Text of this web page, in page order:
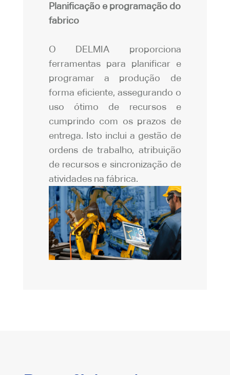
Planificação e programação do
fabrico
O DELMIA proporciona
ferramentas para planificar e
programar a produção de
forma eficiente, assegurando o
uso ótimo de recursos e
cumprindo com os prazos de
entrega. Isto inclui a gestão de
ordens de trabalho, atribuição
de recursos e sincronização de
atividades na fábrica.